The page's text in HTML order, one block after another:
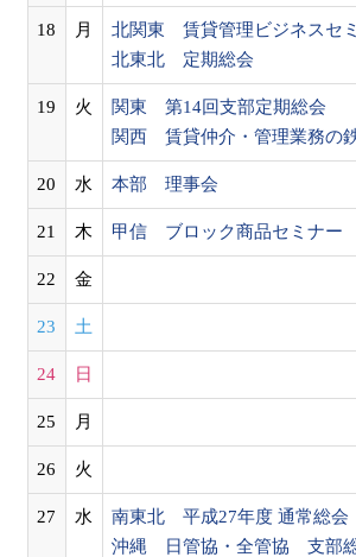
18 月
北関東 賃貸管理ビジネスセ
北東北 定期総会
19 火
関東 第14回支部定期総会
関西 賃貸仲介・管理業務の
20 水 本部 理事会
21 木 甲信 ブロック商品セミナー
22 金
23 土
24 日
25 月
26 火
27 水
南東北 平成27年度 通常総会
沖縄 日管協・全管協 支部